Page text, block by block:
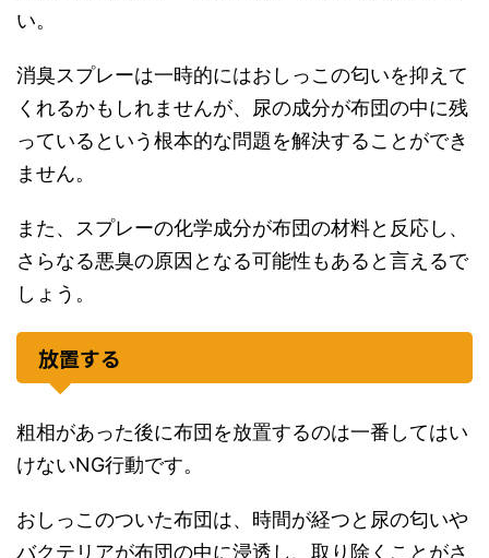
い。
消臭スプレーは一時的にはおしっこの匂いを抑えて
くれるかもしれませんが、尿の成分が布団の中に残
っているという根本的な問題を解決することができ
ません。
また、スプレーの化学成分が布団の材料と反応し、
さらなる悪臭の原因となる可能性もあると言えるで
しょう。
放置する
粗相があった後に布団を放置するのは一番してはい
けないNG行動です。
おしっこのついた布団は、時間が経つと尿の匂いや
バクテリアが布団の中に浸透し、取り除くことがさ